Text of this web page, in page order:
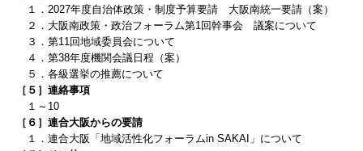
機関会議報告（37・38年度）
街頭行動報告（37・38年度）
１．2027年度自治体政策・制度予算要請 大阪南統一要請（案）
２． 大阪南政策・政治フォーラム第1回幹事会 議案について
３．第11回地域委員会について
４．第38年度機関会議日程（案）
５．各級選挙の推薦について
［５］連絡事項
１～10
［６］連合大阪からの要請
１．連合大阪「地域活性化フォーラムin SAKAI」について